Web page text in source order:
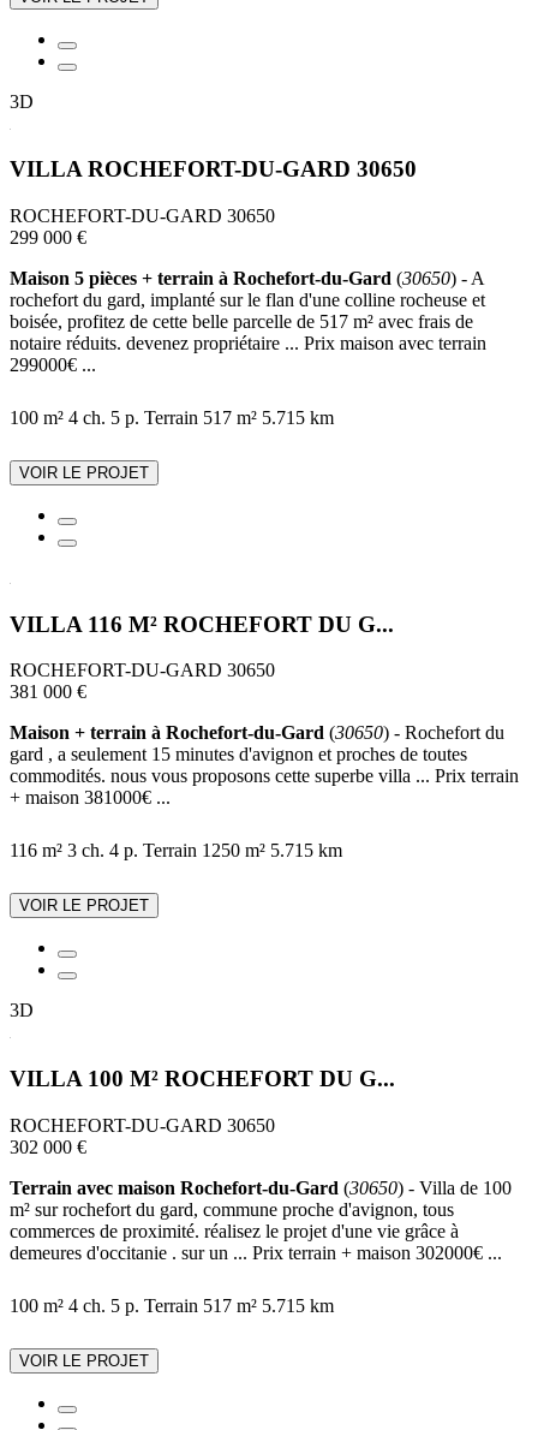
3D
VILLA ROCHEFORT-DU-GARD 30650
ROCHEFORT-DU-GARD 30650
299 000 €
Maison 5 pièces + terrain à Rochefort-du-Gard (30650) - A
rochefort du gard, implanté sur le flan d'une colline rocheuse et
boisée, profitez de cette belle parcelle de 517 m² avec frais de
notaire réduits. devenez propriétaire ... Prix maison avec terrain
299000€ ...
100 m² 4 ch. 5 p. Terrain 517 m² 5.715 km
VOIR LE PROJET
VILLA 116 M² ROCHEFORT DU G...
ROCHEFORT-DU-GARD 30650
381 000 €
Maison + terrain à Rochefort-du-Gard (30650) - Rochefort du
gard , a seulement 15 minutes d'avignon et proches de toutes
commodités. nous vous proposons cette superbe villa ... Prix terrain
+ maison 381000€ ...
116 m² 3 ch. 4 p. Terrain 1250 m² 5.715 km
VOIR LE PROJET
3D
VILLA 100 M² ROCHEFORT DU G...
ROCHEFORT-DU-GARD 30650
302 000 €
Terrain avec maison Rochefort-du-Gard (30650) - Villa de 100
m² sur rochefort du gard, commune proche d'avignon, tous
commerces de proximité. réalisez le projet d'une vie grâce à
demeures d'occitanie . sur un ... Prix terrain + maison 302000€ ...
100 m² 4 ch. 5 p. Terrain 517 m² 5.715 km
VOIR LE PROJET